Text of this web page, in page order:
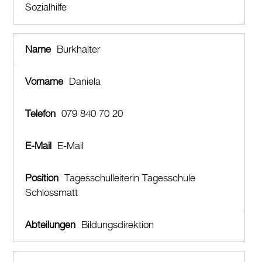
Sozialhilfe
Burkhalter
Daniela
079 840 70 20
E-Mail
Tagesschulleiterin Tagesschule
Schlossmatt
Bildungsdirektion